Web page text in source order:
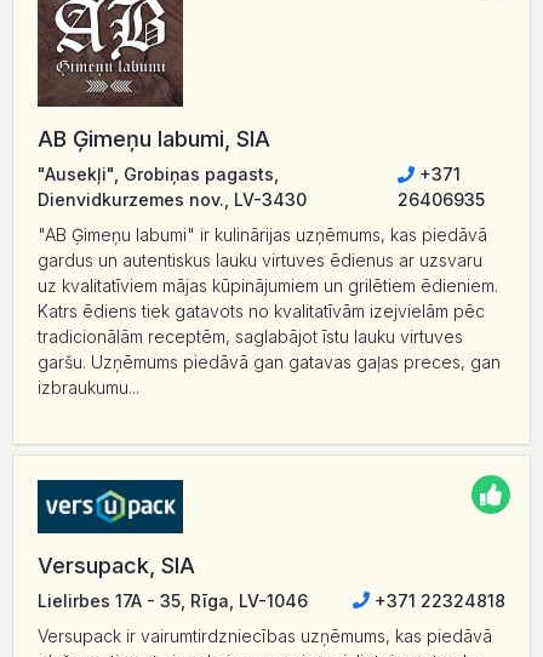
AB Ģimeņu labumi, SIA
"Ausekļi", Grobiņas pagasts,
Dienvidkurzemes nov., LV-3430
+371
26406935
"AB Ģimeņu labumi" ir kulinārijas uzņēmums, kas piedāvā
gardus un autentiskus lauku virtuves ēdienus ar uzsvaru
uz kvalitatīviem mājas kūpinājumiem un grilētiem ēdieniem.
Katrs ēdiens tiek gatavots no kvalitatīvām izejvielām pēc
tradicionālām receptēm, saglabājot īstu lauku virtuves
garšu. Uzņēmums piedāvā gan gatavas gaļas preces, gan
izbraukumu...
Versupack, SIA
Lielirbes 17A - 35, Rīga, LV-1046
+371 22324818
Versupack ir vairumtirdzniecības uzņēmums, kas piedāvā